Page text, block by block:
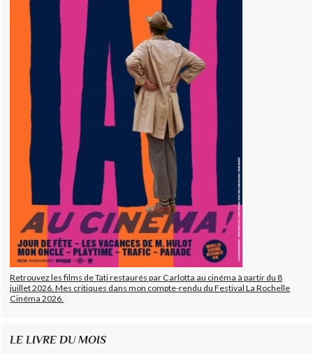
Retrouvez les films de Tati restaurés par Carlotta au cinéma à partir du 8
juillet 2026. Mes critiques dans mon compte-rendu du Festival La Rochelle
Cinéma 2026.
LE LIVRE DU MOIS